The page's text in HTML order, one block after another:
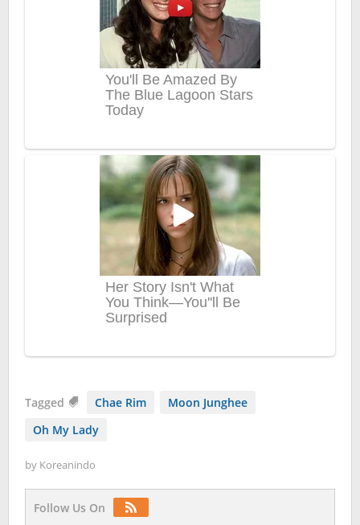
Tagged Chae Rim
Moon Junghee
Oh My Lady
by Koreanindo
Follow Us On